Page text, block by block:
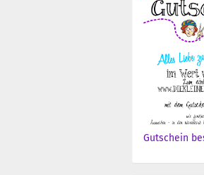
Gutschein